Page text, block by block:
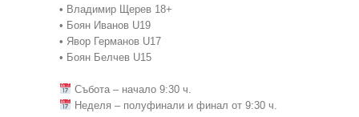
• Владимир Щерев 18+
• Боян Иванов U19
• Явор Германов U17
• Боян Белчев U15
Събота – начало 9:30 ч.
Неделя – полуфинали и финал от 9:30 ч.